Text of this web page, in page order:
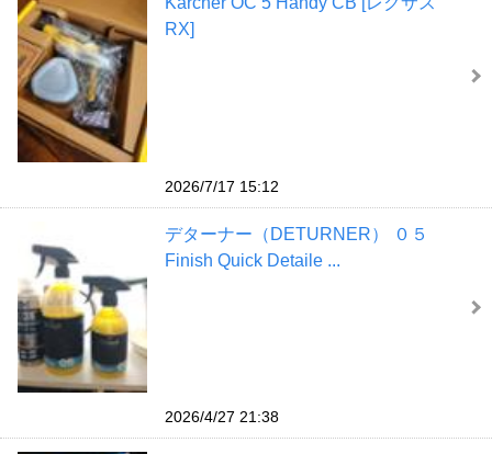
RX]
2026/7/17 15:12
デターナー（DETURNER） ０５
Finish Quick Detaile ...
2026/4/27 21:38